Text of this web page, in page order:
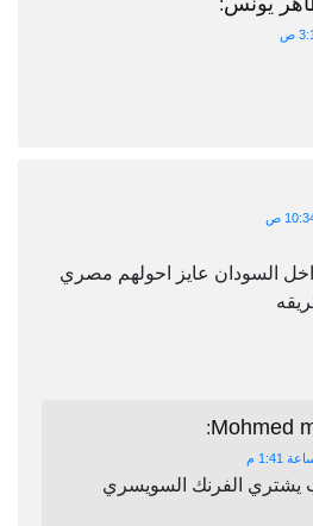
:
السودان عايز احولهم مصري
Mohmed
:
الفرنك السويسري